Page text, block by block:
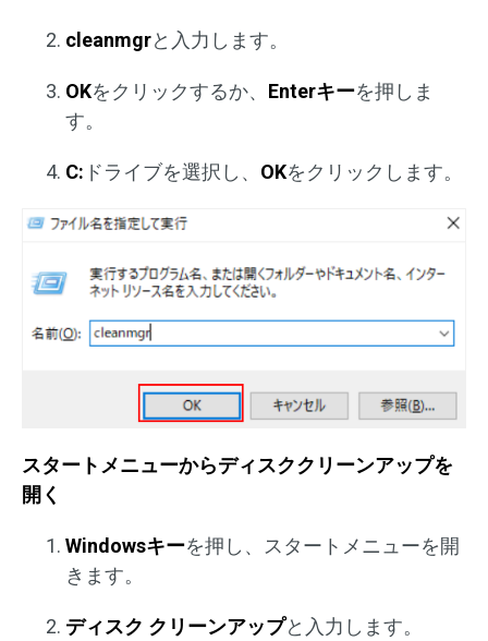
cleanmgrと入力します。
OKをクリックするか、 Enterキーを押しま
す。
C: ドライブを選択し、 OKをクリックします。
スタートメニューからディスククリーンアップを
開く
Windowsキーを押し、スタートメニューを開
きます。
ディスク クリーンアップと入力します。